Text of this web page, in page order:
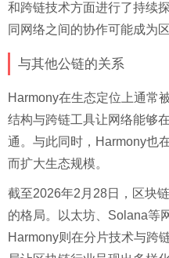
和跨链技术方面进行了持续
同网络之间的协作可能成为
与其他公链的关系
Harmony在生态定位上通常
结构与跨链工具让网络能够
通。与此同时，Harmony也
而扩大生态规模。
截至2026年2月28日，区块
的格局。以太坊、Solana等
Harmony则在分片技术与跨